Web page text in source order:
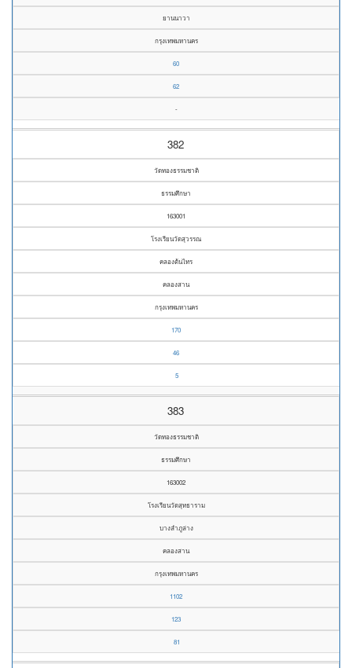
ยานนาวา
กรุงเทพมหานคร
60
62
-
382
วัดทองธรรมชาติ
ธรรมศึกษา
163001
โรงเรียนวัดสุวรรณ
คลองต้นไทร
คลองสาน
กรุงเทพมหานคร
170
46
5
383
วัดทองธรรมชาติ
ธรรมศึกษา
163002
โรงเรียนวัดสุทธาราม
บางลำภูล่าง
คลองสาน
กรุงเทพมหานคร
1102
123
81